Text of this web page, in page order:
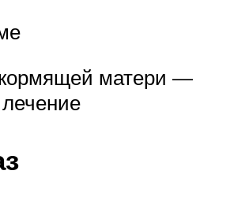
кормящей матери —